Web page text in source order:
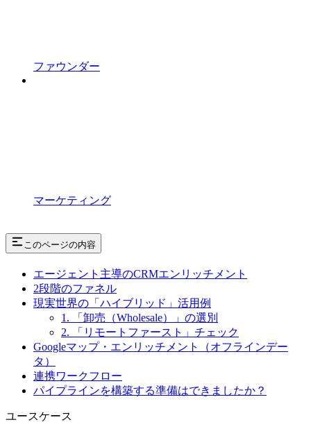
ファウンダー
マーケティング
このページの内容
エージェント主導のCRMエンリッチメント
2段階のファネル
現実世界の「ハイブリッド」活用例
1. 「卸売（Wholesale）」の選別
2. 「リモートファースト」チェック
Googleマップ・エンリッチメント（オフラインデー
タ）
連携ワークフロー
パイプラインを構築する準備はできましたか？
ユースケース